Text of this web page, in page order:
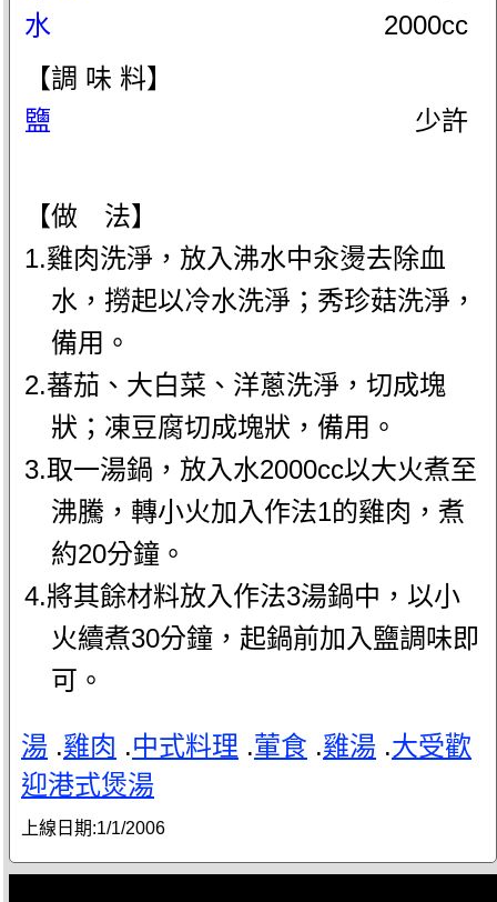
水
2000cc
【調 味 料】
鹽
少許
【做 法】
1.雞肉洗淨，放入沸水中汆燙去除血
水，撈起以冷水洗淨；秀珍菇洗淨，
備用。
2.蕃茄、大白菜、洋蔥洗淨，切成塊
狀；凍豆腐切成塊狀，備用。
3.取一湯鍋，放入水2000cc以大火煮至
沸騰，轉小火加入作法1的雞肉，煮
約20分鐘。
4.將其餘材料放入作法3湯鍋中，以小
火續煮30分鐘，起鍋前加入鹽調味即
可。
湯 .雞肉 .中式料理 .葷食 .雞湯 .大受歡
迎港式煲湯
上線日期:1/1/2006